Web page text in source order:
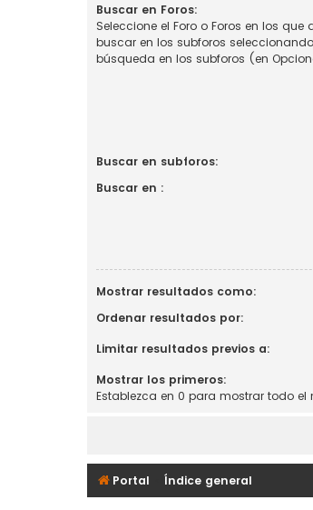
Buscar en Foros:
Seleccione el Foro o Foros en los
buscar en los subforos
búsqueda en los subforos (en
Buscar en subforos:
Buscar en :
Mostrar resultados como:
Ordenar resultados por:
Limitar resultados previos a:
Mostrar los primeros:
Establezca en 0 para mostrar todo el
Portal Índice general